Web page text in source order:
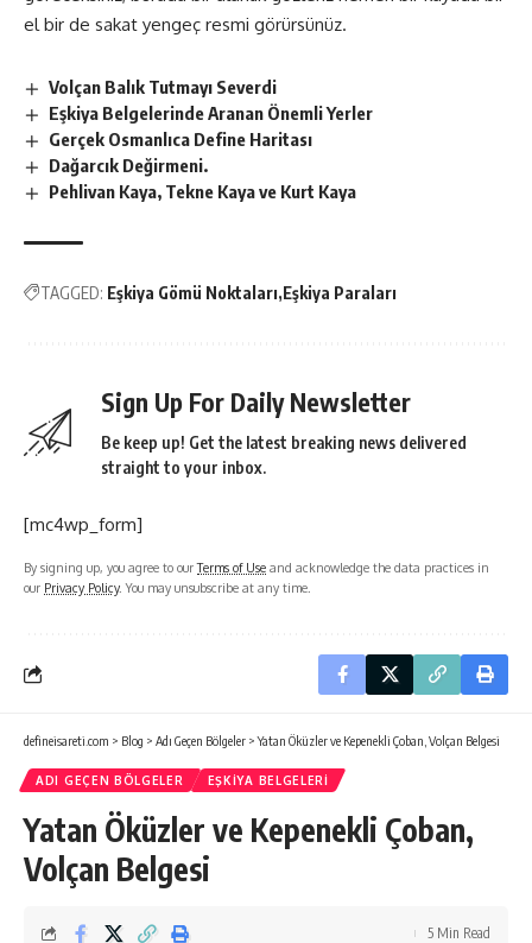
el bir de sakat yengeç resmi görürsünüz.
Volçan Balık Tutmayı Severdi
Eşkiya Belgelerinde Aranan Önemli Yerler
Gerçek Osmanlıca Define Haritası
Dağarcık Değirmeni.
Pehlivan Kaya, Tekne Kaya ve Kurt Kaya
TAGGED: Eşkiya Gömü Noktaları Eşkiya Paraları
Sign Up For Daily Newsletter
Be keep up! Get the latest breaking news delivered
straight to your inbox.
[mc4wp_form]
By signing up, you agree to ourTerms of Use and acknowledge the data practices in
our Privacy Policy. You may unsubscribe at any time.
defineisareti.com > Blog > Adı Geçen Bölgeler >Yatan Öküzler ve Kepenekli Çoban, Volçan Belgesi
ADI GEÇEN BÖLGELER EŞKIYA BELGELERI
Yatan Öküzler ve Kepenekli Çoban,
Volçan Belgesi
5 Min Read